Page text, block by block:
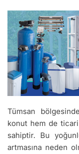
Tümsan
konut hem de ticari
sahiptir. Bu
artmasına neden